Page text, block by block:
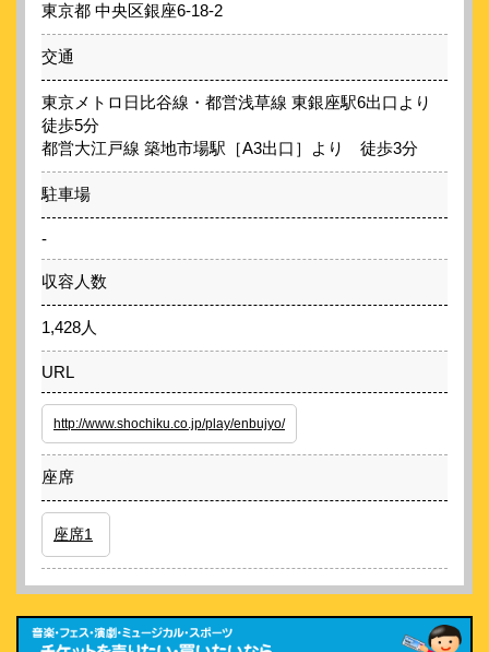
東京都 中央区銀座6-18-2
交通
東京メトロ日比谷線・都営浅草線 東銀座駅6出口より
徒歩5分
都営大江戸線 築地市場駅［A3出口］より 徒歩3分
駐車場
-
収容人数
1,428人
URL
http://www.shochiku.co.jp/play/enbujyo/
座席
座席1